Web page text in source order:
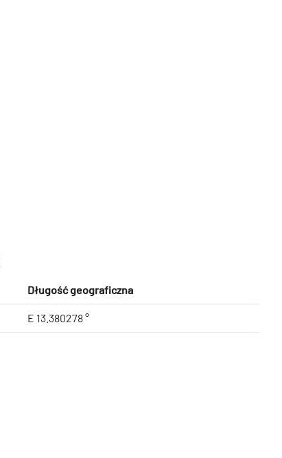
Długość geograficzna
E 13.380278 °